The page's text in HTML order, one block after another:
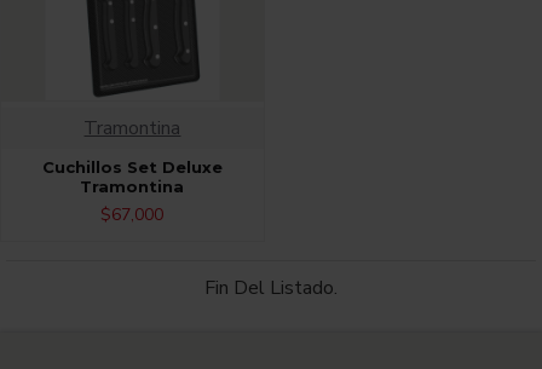
Tramontina
Cuchillos Set Deluxe
Tramontina
$67,000
Fin Del Listado.